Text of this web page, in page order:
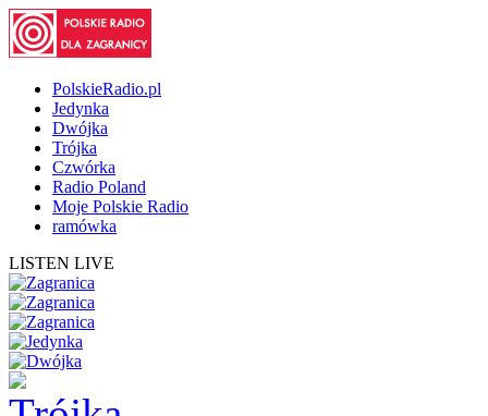
PolskieRadio.pl
Jedynka
Dwójka
Trójka
Czwórka
Radio Poland
Moje Polskie Radio
ramówka
LISTEN LIVE